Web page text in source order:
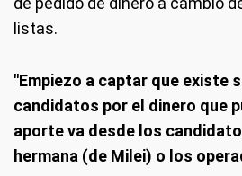
listas.
"Empiezo a captar que existe
candidatos por el dinero que
aporte va desde los
hermana (de Milei) o los